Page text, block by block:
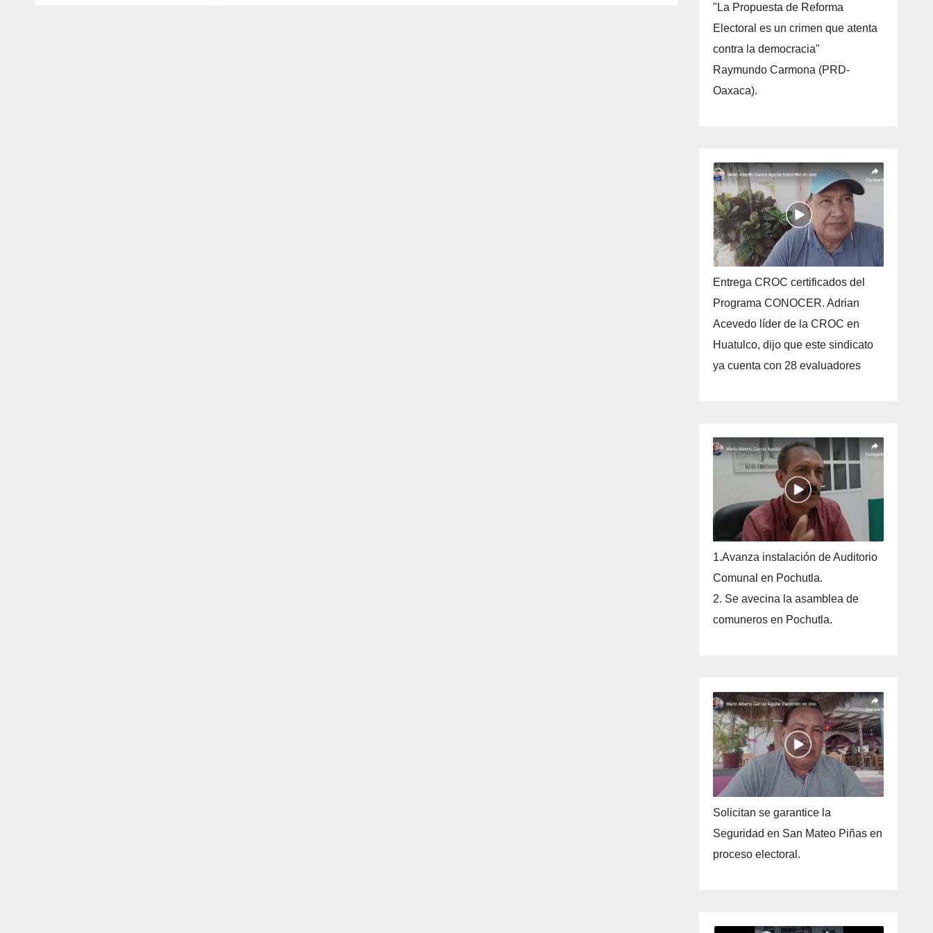
"La Propuesta de Reforma
Electoral es un crimen que atenta
contra la democracia"
Raymundo Carmona (PRD-
Oaxaca).
Entrega CROC certificados del
Programa CONOCER. Adrian
Acevedo líder de la CROC en
Huatulco, dijo que este sindicato
ya cuenta con 28 evaluadores
1.Avanza instalación de Auditorio
Comunal en Pochutla.
2. Se avecina la asamblea de
comuneros en Pochutla.
Solicitan se garantice la
Seguridad en San Mateo Piñas en
proceso electoral.